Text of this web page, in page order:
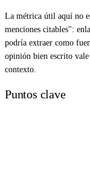
La métrica útil aquí no
menciones citables":
podría extraer como
opinión bien escrito vale
contexto.
Puntos clave